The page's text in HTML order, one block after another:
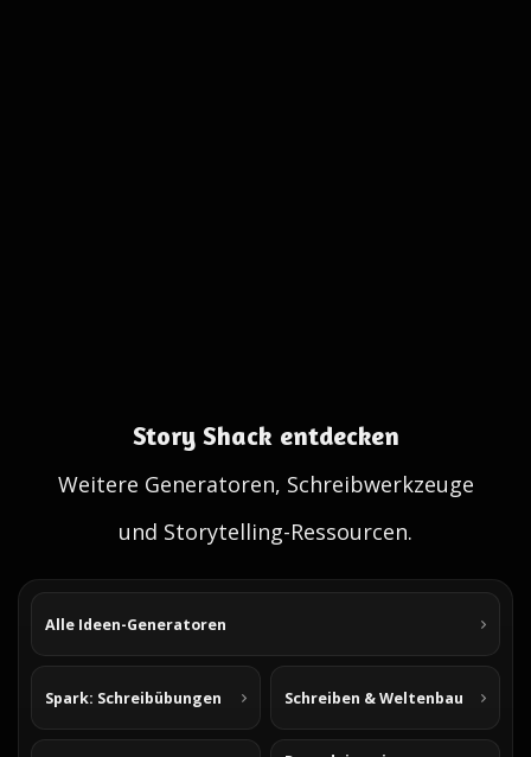
Story Shack entdecken
Weitere Generatoren, Schreibwerkzeuge
und Storytelling-Ressourcen.
Alle Ideen-Generatoren
Spark: Schreibübungen Schreiben & Weltenbau